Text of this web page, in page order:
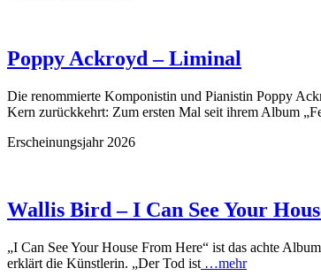
Poppy Ackroyd – Liminal
Die renommierte Komponistin und Pianistin Poppy
Kern zurückkehrt: Zum ersten Mal seit ihrem Album
Erscheinungsjahr 2026
Wallis Bird – I Can See Your
„I Can See Your House From Here“ ist das achte
erklärt die Künstlerin. „Der Tod ist …mehr